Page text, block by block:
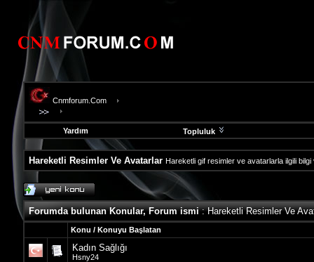
Cnmforum.Com
Yardım Topluluk
Hareketli Resimler Ve Avatarlar Hareketli gif resimler ve avatarlarla ilgili
evooli
fethiye
escort
gaziantep
gaziantep
escort
Forumda bulunan Konular, Forum ismi: Hareketli Resimler Ve
Konu / Konuyu Başlatan
Kadın Sağlığı
Hsny24